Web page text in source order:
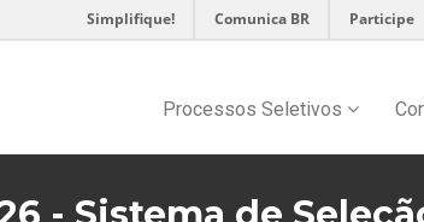
Simplifique! Comunica BR Participe
Processos Seletivos